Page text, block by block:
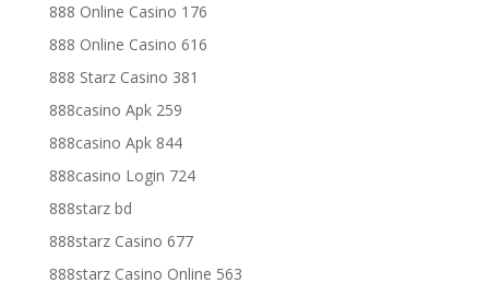
888 Online Casino 176
888 Online Casino 616
888 Starz Casino 381
888casino Apk 259
888casino Apk 844
888casino Login 724
888starz bd
888starz Casino 677
888starz Casino Online 563